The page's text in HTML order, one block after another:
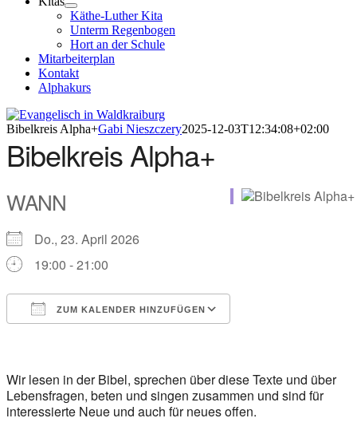
Käthe-Luther Kita
Unterm Regenbogen
Hort an der Schule
Mitarbeiterplan
Kontakt
Alphakurs
Bibelkreis Alpha+Gabi Nieszczery2025-12-03T12:34:08+02:00
Bibelkreis Alpha+
WANN
Do., 23. April 2026
19:00 - 21:00
ZUM KALENDER HINZUFÜGEN
Wir lesen in der Bibel, sprechen über diese Texte und über
Lebensfragen, beten und singen zusammen und sind für
interessierte Neue und auch für neues offen.